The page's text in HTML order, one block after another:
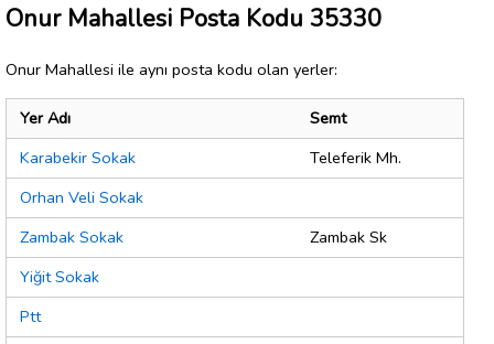
Onur Mahallesi Posta Kodu 35330
Onur Mahallesi ile aynı posta kodu olan yerler:
Yer Adı
Semt
Karabekir Sokak
Teleferik Mh.
Orhan Veli Sokak
Zambak Sokak
Zambak Sk
Yiğit Sokak
Ptt